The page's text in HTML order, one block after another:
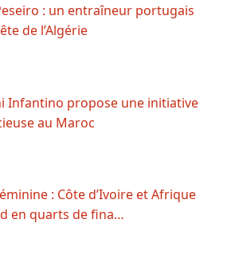
: un entraîneur portugais
de l’Algérie
Infantino propose une initiative
au Maroc
: Côte d’Ivoire et Afrique
en quarts de fina…